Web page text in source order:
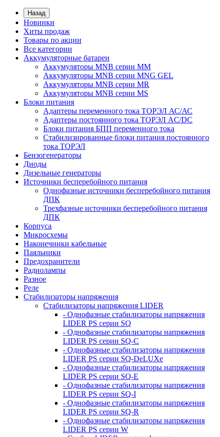
Назад
Новинки
Хиты продаж
Товары по акции
Все категории
Аккумуляторные батареи
Аккумуляторы MNB серии MM
Аккумуляторы MNB серии MNG GEL
Аккумуляторы MNB серии MR
Аккумуляторы MNB серии MS
Блоки питания
Адаптеры переменного тока ТОРЭЛ АС/АС
Адаптеры постоянного тока ТОРЭЛ AC/DC
Блоки питания БПП переменного тока
Стабилизированные блоки питания постоянного
тока ТОРЭЛ
Бензогенераторы
Диоды
Дизельные генераторы
Источники бесперебойного питания
Однофазные источники бесперебойного питания
ДПК
Трехфазные источники бесперебойного питания
ДПК
Корпуса
Микросхемы
Наконечники кабельные
Паяльники
Предохранители
Радиолампы
Разное
Реле
Стабилизаторы напряжения
Стабилизаторы напряжения LIDER
- Однофазные стабилизаторы напряжения
LIDER PS серии SQ
- Однофазные стабилизаторы напряжения
LIDER PS серии SQ-C
- Однофазные стабилизаторы напряжения
LIDER PS серии SQ-DeLUXe
- Однофазные стабилизаторы напряжения
LIDER PS серии SQ-E
- Однофазные стабилизаторы напряжения
LIDER PS серии SQ-I
- Однофазные стабилизаторы напряжения
LIDER PS серии SQ-R
- Однофазные стабилизаторы напряжения
LIDER PS серии W